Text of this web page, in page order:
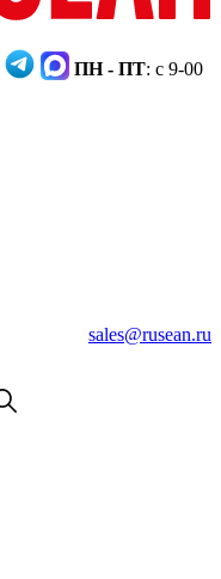
ПН - ПТ: с 9-00
sales@rusean.ru